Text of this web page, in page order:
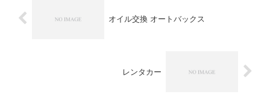
オイル交換 オートバックス
レンタカー